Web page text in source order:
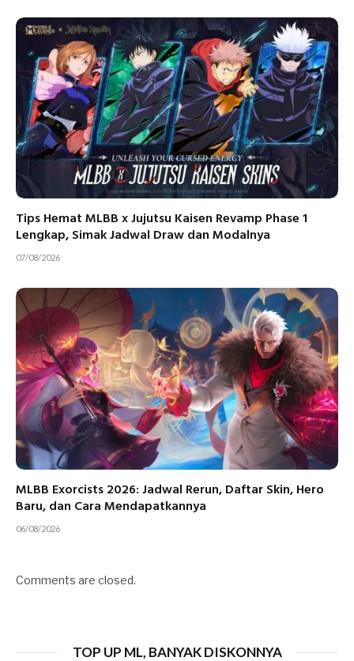
Tips Hemat MLBB x Jujutsu Kaisen Revamp Phase 1
Lengkap, Simak Jadwal Draw dan Modalnya
07/08/2026
MLBB Exorcists 2026: Jadwal Rerun, Daftar Skin, Hero
Baru, dan Cara Mendapatkannya
06/08/2026
Comments are closed.
TOP UP ML, BANYAK DISKONNYA